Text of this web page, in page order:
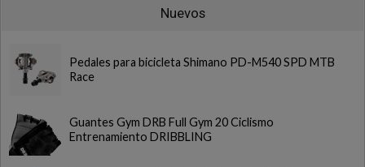
Nuevos
Pedales para bicicleta Shimano PD-M540 SPD MTB
Race
Guantes Gym DRB Full Gym 20 Ciclismo
Entrenamiento DRIBBLING